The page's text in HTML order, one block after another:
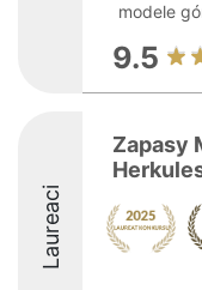
modele
9.5
Laureaci
Zapasy